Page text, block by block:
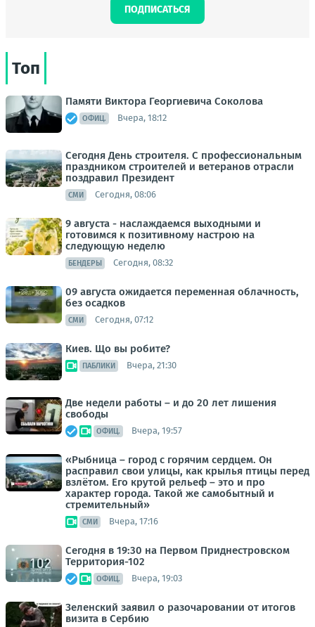
ПОДПИСАТЬСЯ
Топ
Памяти Виктора Георгиевича Соколова
ОФИЦ. Вчера, 18:12
Сегодня День строителя. С профессиональным
праздником строителей и ветеранов отрасли
поздравил Президент
СМИ Сегодня, 08:06
9 августа - наслаждаемся выходными и
готовимся к позитивному настрою на
следующую неделю
БЕНДЕРЫ Сегодня, 08:32
09 августа ожидается переменная облачность,
без осадков
СМИ Сегодня, 07:12
Киев. Що вы робите?
ПАБЛИКИ Вчера, 21:30
Две недели работы – и до 20 лет лишения
свободы
ОФИЦ. Вчера, 19:57
«Рыбница – город с горячим сердцем. Он
расправил свои улицы, как крылья птицы перед
взлётом. Его крутой рельеф – это и про
характер города. Такой же самобытный и
стремительный»
СМИ Вчера, 17:16
Сегодня в 19:30 на Первом Приднестровском
Территория-102
ОФИЦ. Вчера, 19:03
Зеленский заявил о разочаровании от итогов
визита в Сербию